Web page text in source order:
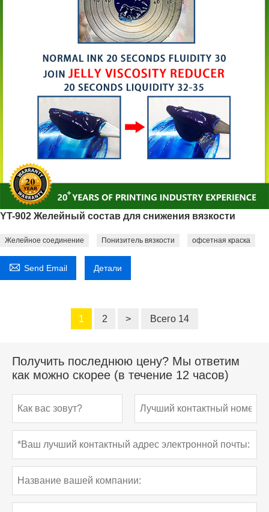
YT-902 Желейный состав для снижения вязкости
Желейное соединение Понизитель вязкости офсетная краска
 Send Email Детали
1 2 > Всего 14
Получить последнюю цену? Мы ответим
как можно скорее (в течение 12 часов)